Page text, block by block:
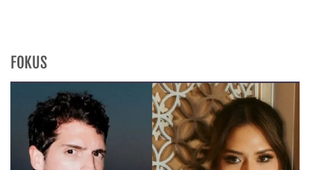
FOKUS